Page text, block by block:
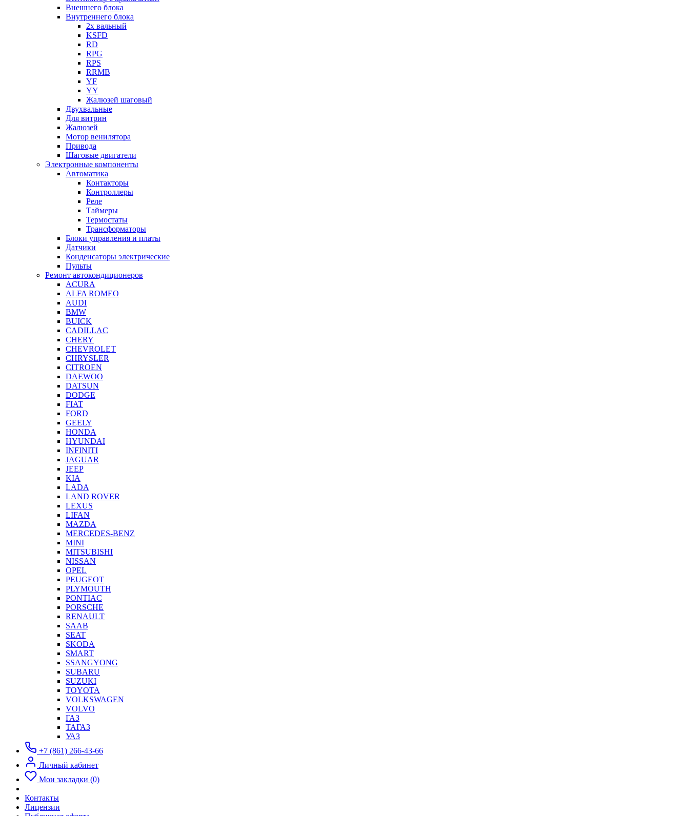
Внешнего блока
Внутреннего блока
2х вальный
KSFD
RD
RPG
RPS
RRMB
YF
YY
Жалюзей шаговый
Двухвальные
Для витрин
Жалюзей
Мотор венилятора
Привода
Шаговые двигатели
Электронные компоненты
Автоматика
Контакторы
Контроллеры
Реле
Таймеры
Термостаты
Трансформаторы
Блоки управления и платы
Датчики
Конденсаторы электрические
Пульты
Ремонт автокондиционеров
ACURA
ALFA ROMEO
AUDI
BMW
BUICK
CADILLAC
CHERY
CHEVROLET
CHRYSLER
CITROEN
DAEWOO
DATSUN
DODGE
FIAT
FORD
GEELY
HONDA
HYUNDAI
INFINITI
JAGUAR
JEEP
KIA
LADA
LAND ROVER
LEXUS
LIFAN
MAZDA
MERCEDES-BENZ
MINI
MITSUBISHI
NISSAN
OPEL
PEUGEOT
PLYMOUTH
PONTIAC
PORSCHE
RENAULT
SAAB
SEAT
SKODA
SMART
SSANGYONG
SUBARU
SUZUKI
TOYOTA
VOLKSWAGEN
VOLVO
ГАЗ
ТАГАЗ
УАЗ
+7 (861) 266-43-66
Личный кабинет
Мои закладки (0)
Контакты
Лицензии